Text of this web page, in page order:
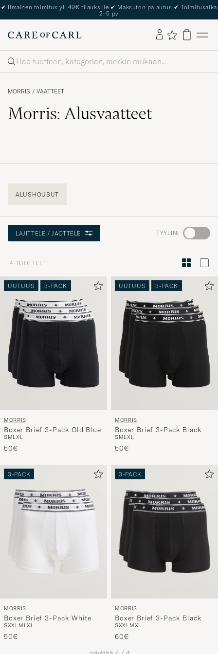
✔ Ilmainen toimitus yli 49€ tilauksille ✔ Maksuton palautus ✔ Toimitusaika
2–5 pv
Haku
MORRIS / VAATTEET
Morris: Alusvaatteet
ALUSHOUSUT
LAJITTELE / JAOTTELE TYYLINI
Aktivoi
tyylini
saat
omaan
sopivan
lajittelun
4 TUOTTEET
UUTUUS 3-PACK
MORRIS
Boxer Brief 3-Pack Old Blue
SMLXL
50€
UUTUUS 3-PACK
MORRIS
Boxer Brief 3-Pack Black
SMLXL
50€
3-PACK
MORRIS
Boxer Brief 3-Pack White
SXXLM LXL
50€
3-PACK
MORRIS
Boxer Brief 3-Pack Black
SXXLMXL
60€